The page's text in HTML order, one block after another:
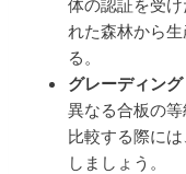
れた森林から
る。
グレーディン
異なる合板の
比較する際に
しましょう。